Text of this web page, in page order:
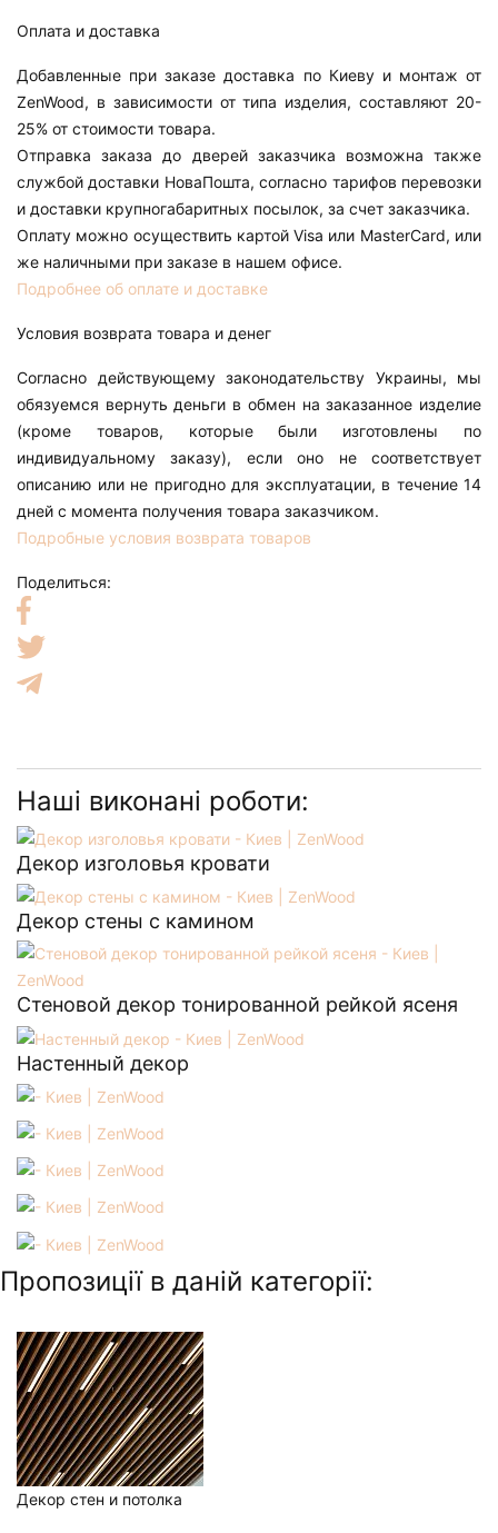
Оплата и доставка
Добавленные при заказе доставка по Киеву и монтаж от
ZenWood, в зависимости от типа изделия, составляют 20-
25% от стоимости товара.
Отправка заказа до дверей заказчика возможна также
службой доставки НоваПошта, согласно тарифов перевозки
и доставки крупногабаритных посылок, за счет заказчика.
Оплату можно осуществить картой Visa или MasterCard, или
же наличными при заказе в нашем офисе.
Подробнее об оплате и доставке
Условия возврата товара и денег
Согласно действующему законодательству Украины, мы
обязуемся вернуть деньги в обмен на заказанное изделие
(кроме товаров, которые были изготовлены по
индивидуальному заказу), если оно не соответствует
описанию или не пригодно для эксплуатации, в течение 14
дней с момента получения товара заказчиком.
Подробные условия возврата товаров
Поделиться:
Наші виконані роботи:
Декор изголовья кровати
Декор стены с камином
Стеновой декор тонированной рейкой ясеня
Настенный декор
Пропозиції в даній категорії:
Декор стен и потолка